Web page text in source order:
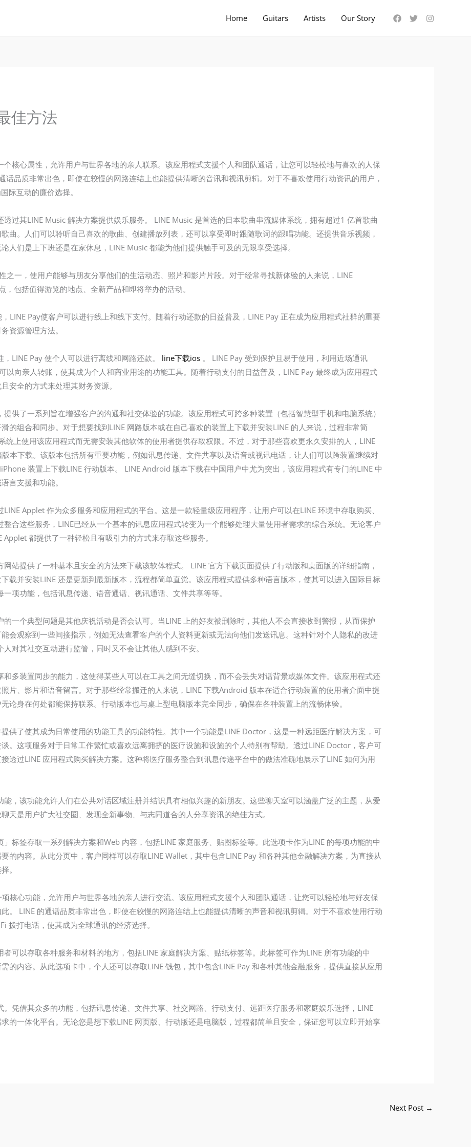
Home Guitars Artists Our Story
佳方法
个核心属性，允许用户与世界各地的亲人联系。该应用程式支援个人和团队通话，让您可以轻松地与喜欢的人保
话品质非常出色，即使在较慢的网路连结上也能提供清晰的音讯和视讯剪辑。对于不喜欢使用行动资讯的用户，
际互动的廉价选择。
过其LINE Music 解决方案提供娱乐服务。 LINE Music 是首选的日本歌曲串流媒体系统，拥有超过1 亿首歌曲
曲。人们可以聆听自己喜欢的歌曲、创建播放列表，还可以享受即时跟随歌词的跟唱功能。还提供音乐视频，
人们是上下班还是在家休息，LINE Music 都能为他们提供触手可及的无限享受选择。
之一，使用户能够与朋友分享他们的生活动态、照片和影片片段。对于经常寻找新体验的人来说，LINE
包括值得游览的地点、全新产品和即将举办的活动。
LINE Pay使客户可以进行线上和线下支付。随着行动还款的日益普及，LINE Pay 正在成为应用程式社群的重要
资源管理方法。
LINE Pay 使个人可以进行离线和网路还款。 line下载ios 。 LINE Pay 受到保护且易于使用，利用近场通讯
以向亲人转账，使其成为个人和商业用途的功能工具。随着行动支付的日益普及，LINE Pay 最终成为应用程式
安全的方式来处理其财务资源。
供了一系列旨在增强客户的沟通和社交体验的功能。该应用程式可跨多种装置（包括智慧型手机和电脑系统）
的组合和同步。对于想要找到LINE 网路版本或在自己喜欢的装置上下载并安装LINE 的人来说，过程非常简
统上使用该应用程式而无需安装其他软体的使用者提供存取权限。不过，对于那些喜欢更永久安排的人，LINE
本下载。该版本包括所有重要功能，例如讯息传递、文件共享以及语音或视讯电话，让人们可以跨装置继续对
装置上下载LINE 行动版本。 LINE Android 版本下载在中国用户中尤为突出，该应用程式有专门的LINE 中
言支援和功能。
Applet 作为众多服务和应用程式的平台。这是一款轻量级应用程序，让用户可以在LINE 环境中存取购买、
合这些服务，LINE已经从一个基本的讯息应用程式转变为一个能够处理大量使用者需求的综合系统。无论客户
都提供了一种轻松且有吸引力的方式来存取这些服务。
站提供了一种基本且安全的方法来下载该软体程式。 LINE 官方下载页面提供了行动版和桌面版的详细指南，
载并安装LINE 还是更新到最新版本，流程都简单直觉。该应用程式提供多种语言版本，使其可以进入国际目标
项功能，包括讯息传递、语音通话、视讯通话、文件共享等等。
一个典型问题是其他庆祝活动是否会认可。当LINE 上的好友被删除时，其他人不会直接收到警报，从而保护
会观察到一些间接指示，例如无法查看客户的个人资料更新或无法向他们发送讯息。这种针对个人隐私的改进
对其社交互动进行监管，同时又不会让其他人感到不安。
和多装置同步的能力，这使得某些人可以在工具之间无缝切换，而不会丢失对话背景或媒体文件。该应用程式还
片、影片和语音留言。对于那些经常搬迁的人来说，LINE 下载Android 版本在适合行动装置的使用者介面中提
论身在何处都能保持联系。行动版本也与桌上型电脑版本完全同步，确保在各种装置上的流畅体验。
供了使其成为日常使用的功能工具的功能特性。其中一个功能是LINE Doctor，这是一种远距医疗解决方案，可
。这项服务对于日常工作繁忙或喜欢远离拥挤的医疗设施和设施的个人特别有帮助。透过LINE Doctor，客户可
透过LINE 应用程式购买解决方案。这种将医疗服务整合到讯息传递平台中的做法准确地展示了LINE 如何为用
能，该功能允许人们在公共对话区域注册并结识具有相似兴趣的新朋友。这些聊天室可以涵盖广泛的主题，从爱
天是用户扩大社交圈、发现全新事物、与志同道合的人分享资讯的绝佳方式。
标签存取一系列解决方案和Web 内容，包括LINE 家庭服务、贴图标签等。此选项卡作为LINE 的每项功能的中
的内容。从此分页中，客户同样可以存取LINE Wallet，其中包含LINE Pay 和各种其他金融解决方案，为直接从
。
核心功能，允许用户与世界各地的亲人进行交流。该应用程式支援个人和团队通话，让您可以轻松地与好友保
。 LINE 的通话品质非常出色，即使在较慢的网路连结上也能提供清晰的声音和视讯剪辑。对于不喜欢使用行动
拨打电话，使其成为全球通讯的经济选择。
可以存取各种服务和材料的地方，包括LINE 家庭解决方案、贴纸标签等。此标签可作为LINE 所有功能的中
的内容。从此选项卡中，个人还可以存取LINE 钱包，其中包含LINE Pay 和各种其他金融服务，提供直接从应用
凭借其众多的功能，包括讯息传递、文件共享、社交网路、行动支付、远距医疗服务和家庭娱乐选择，LINE
的一体化平台。无论您是想下载LINE 网页版、行动版还是电脑版，过程都简单且安全，保证您可以立即开始享
Next Post →